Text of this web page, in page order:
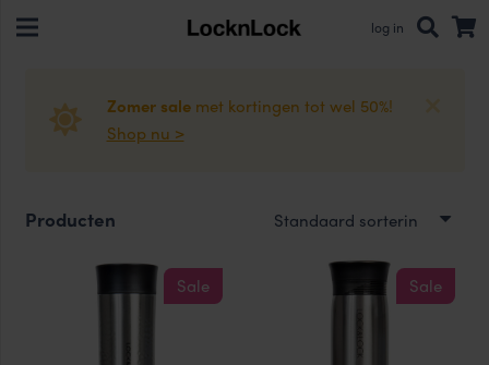
log in
Zomer salemet kortingen tot wel 50%!
Shop nu >
Producten
Sale Sale